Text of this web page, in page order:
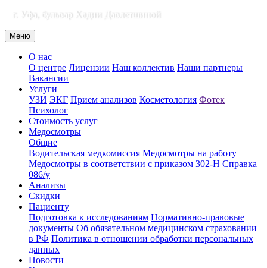
г. Уфа, бульвар Хадии Давлетшиной
Меню
О нас
О центре Лицензии Наш коллектив Наши партнеры
Вакансии
Услуги
УЗИ ЭКГ Прием анализов Косметология Фотек
Психолог
Стоимость услуг
Медосмотры
Общие
Водительская медкомиссия Медосмотры на работу
Медосмотры в соответствии с приказом 302-Н Справка
086/у
Анализы
Скидки
Пациенту
Подготовка к исследованиям Нормативно-правовые
документы Об обязательном медицинском страховании
в РФ Политика в отношении обработки персональных
данных
Новости